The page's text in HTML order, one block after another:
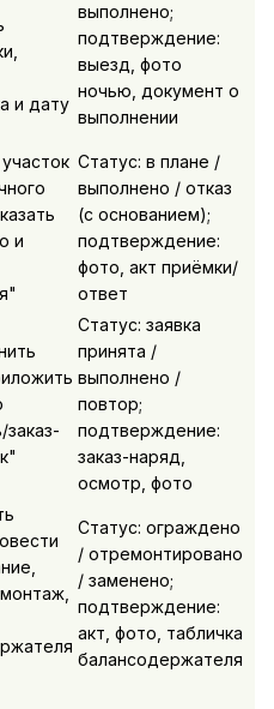
и дату
выполнено;
подтверждение:
выезд, фото
ночью, документ о
выполнении
и
Статус: в плане /
выполнено / отказ
(с основанием);
подтверждение:
фото, акт приёмки/
ответ
Статус: заявка
принята /
выполнено /
повтор;
подтверждение:
заказ-наряд,
осмотр, фото
Статус: ограждено
/ отремонтировано
/ заменено;
подтверждение:
акт, фото, табличка
балансодержателя